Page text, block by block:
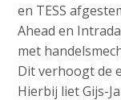
en TESS
Ahead en
met
Dit verhoogt de
Hierbij liet Gijs-